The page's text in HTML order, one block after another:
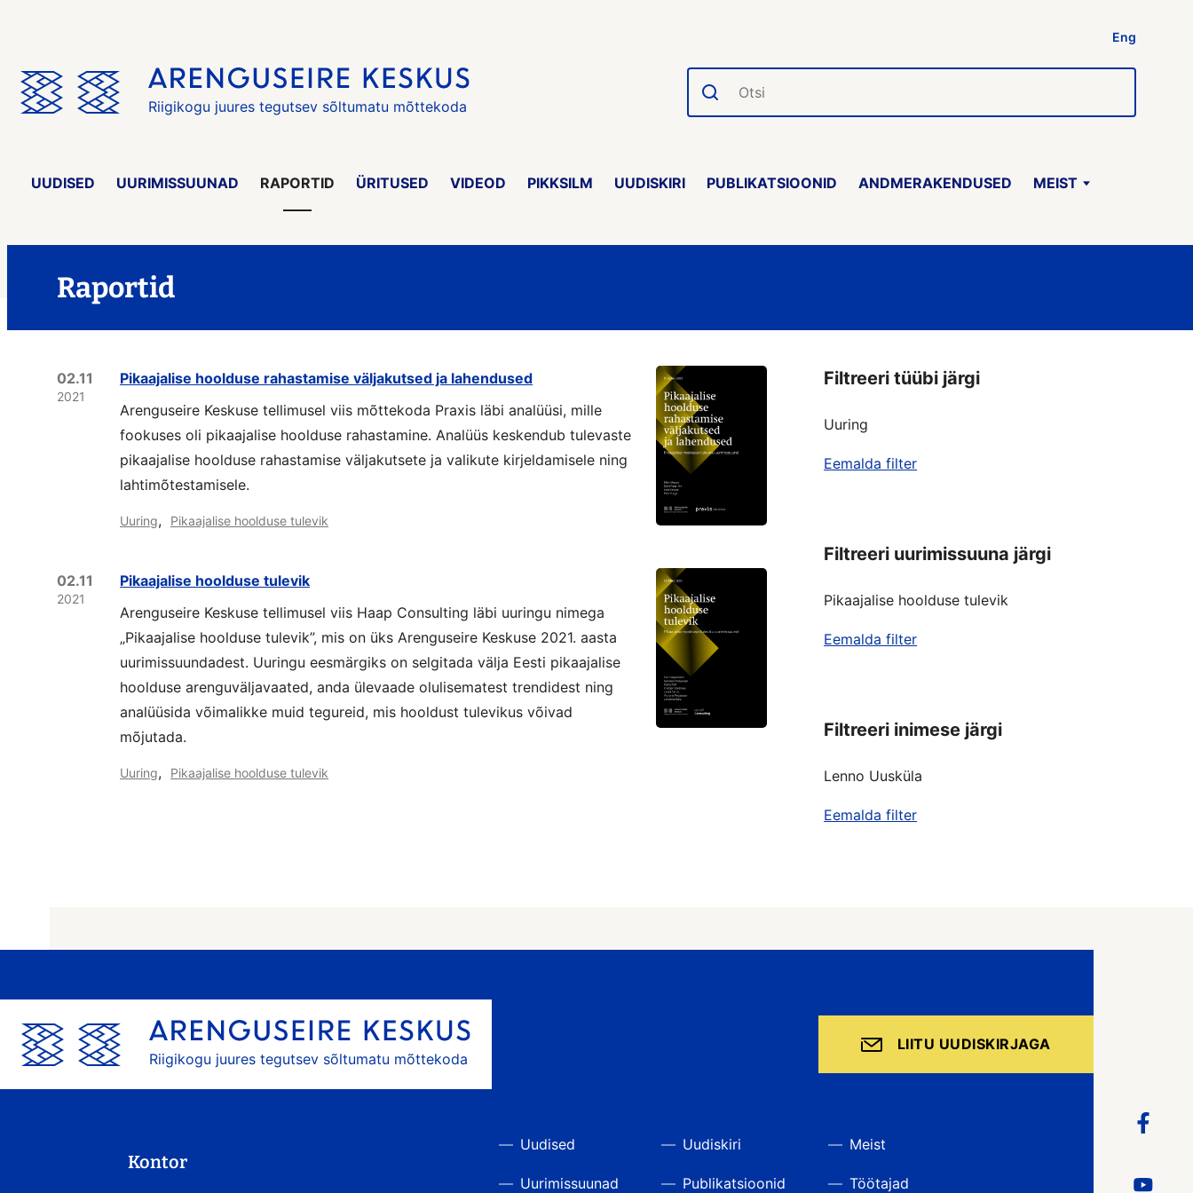
Eng
Riigikogu juures tegutsev sõltumatu mõttekoda
Otsi
UUDISED UURIMISSUUNAD RAPORTID ÜRITUSED VIDEOD PIKKSILM UUDISKIRI PUBLIKATSIOONID ANDMERAKENDUSED MEIST
Raportid
02.11
2021
Pikaajalise hoolduse rahastamise väljakutsed ja lahendused
Arenguseire Keskuse tellimusel viis mõttekoda Praxis läbi analüüsi, mille
fookuses oli pikaajalise hoolduse rahastamine. Analüüs keskendub tulevaste
pikaajalise hoolduse rahastamise väljakutsete ja valikute kirjeldamisele ning
lahtimõtestamisele.
Uuring, Pikaajalise hoolduse tulevik
02.11
2021
Pikaajalise hoolduse tulevik
Arenguseire Keskuse tellimusel viis Haap Consulting läbi uuringu nimega
„Pikaajalise hoolduse tulevik”, mis on üks Arenguseire Keskuse 2021. aasta
uurimissuundadest. Uuringu eesmärgiks on selgitada välja Eesti pikaajalise
hoolduse arenguväljavaated, anda ülevaade olulisematest trendidest ning
analüüsida võimalikke muid tegureid, mis hooldust tulevikus võivad
mõjutada.
Uuring, Pikaajalise hoolduse tulevik
Filtreeri tüübi järgi
Uuring
Eemalda filter
Filtreeri uurimissuuna järgi
Pikaajalise hoolduse tulevik
Eemalda filter
Filtreeri inimese järgi
Lenno Uusküla
Eemalda filter
Riigikogu juures tegutsev sõltumatu mõttekoda
LIITU UUDISKIRJAGA
Kontor
Uudised
Uurimissuunad
Uudiskiri
Publikatsioonid
Meist
Töötajad